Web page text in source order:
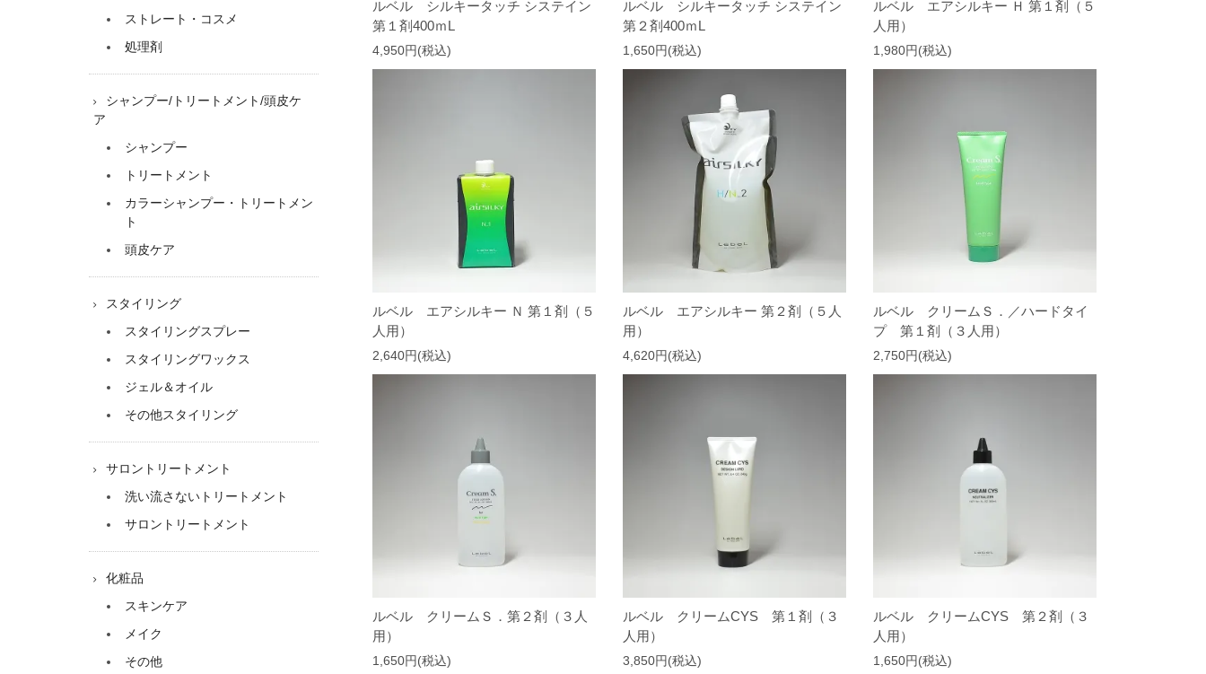
ルベル シルキータッチ システイン
第１剤400ｍL
4,950円(税込)
ルベル シルキータッチ システイン
第２剤400ｍL
1,650円(税込)
ルベル エアシルキー Ｈ 第１剤（５
人用）
1,980円(税込)
ルベル エアシルキー Ｎ 第１剤（５
人用）
2,640円(税込)
ルベル エアシルキー 第２剤（５人
用）
4,620円(税込)
ルベル クリームＳ．／ハードタイ
プ 第１剤（３人用）
2,750円(税込)
ルベル クリームＳ．第２剤（３人
用）
1,650円(税込)
ルベル クリームCYS 第１剤（３
人用）
3,850円(税込)
ルベル クリームCYS 第２剤（３
人用）
1,650円(税込)
ストレート・コスメ
処理剤
シャンプー/トリートメント/頭皮ケ
ア
シャンプー
トリートメント
カラーシャンプー・トリートメン
ト
頭皮ケア
スタイリング
スタイリングスプレー
スタイリングワックス
ジェル＆オイル
その他スタイリング
サロントリートメント
洗い流さないトリートメント
サロントリートメント
化粧品
スキンケア
メイク
その他